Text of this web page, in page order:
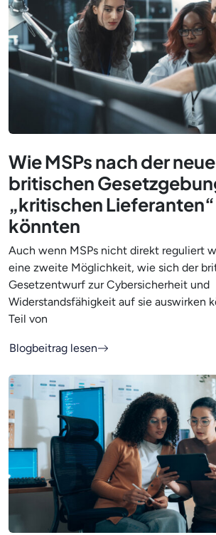
Wie MSPs nach der
britischen
„kritischen
könnten
Auch wenn MSPs nicht direkt reguliert
eine zweite Möglichkeit, wie sich der
Gesetzentwurf zur Cybersicherheit und
Widerstandsfähigkeit auf sie auswirken
Teil von
Blogbeitrag lesen